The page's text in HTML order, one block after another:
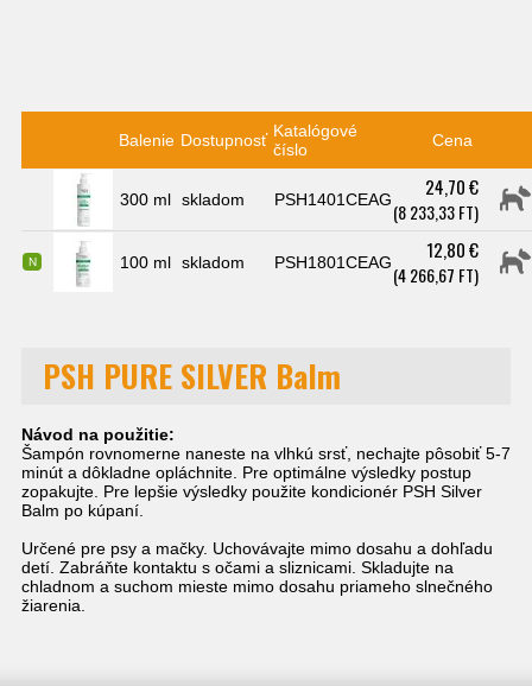
Balenie Dostupnosť Katalógové
číslo
Cena
300 ml skladom PSH1401CEAG 24,70 €
(8 233,33 FT)
N 100 ml skladom PSH1801CEAG 12,80 €
(4 266,67 FT)
PSH PURE SILVER Balm
Návod na použitie:
Šampón rovnomerne naneste na vlhkú srsť, nechajte pôsobiť 5-7
minút a dôkladne opláchnite. Pre optimálne výsledky postup
zopakujte. Pre lepšie výsledky použite kondicionér PSH Silver
Balm po kúpaní.
Určené pre psy a mačky. Uchovávajte mimo dosahu a dohľadu
detí. Zabráňte kontaktu s očami a sliznicami. Skladujte na
chladnom a suchom mieste mimo dosahu priameho slnečného
žiarenia.